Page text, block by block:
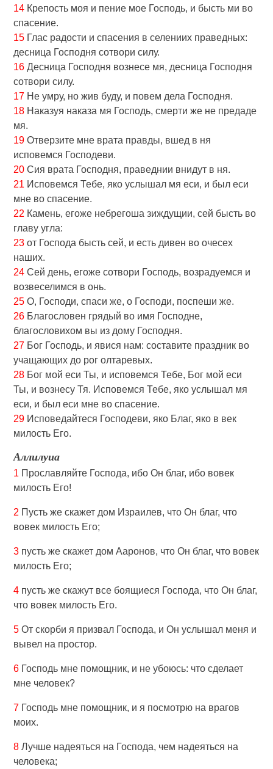
14 Крепость моя и пение мое Господь, и бысть ми во
спасение.
15 Глас радости и спасения в селениих праведных:
десница Господня сотвори силу.
16 Десница Господня вознесе мя, десница Господня
сотвори силу.
17 Не умру, но жив буду, и повем дела Господня.
18 Наказуя наказа мя Господь, смерти же не предаде
мя.
19 Отверзите мне врата правды, вшед в ня
исповемся Господеви.
20 Сия врата Господня, праведнии внидут в ня.
21 Исповемся Тебе, яко услышал мя еси, и был еси
мне во спасение.
22 Камень, eгоже небрегоша зиждущии, сей бысть во
главу угла:
23 от Господа бысть сей, и есть дивен во очесех
наших.
24 Сей день, eгоже сотвори Господь, возрадуемся и
возвеселимся в онь.
25 О, Господи, спаси же, о Господи, поспеши же.
26 Благословен грядый во имя Господне,
благословихом вы из дому Господня.
27 Бог Господь, и явися нам: составите праздник во
учащающих до рог олтаревых.
28 Бог мой еси Ты, и исповемся Тебе, Бог мой еси
Ты, и вознесу Тя. Исповемся Тебе, яко услышал мя
еси, и был еси мне во спасение.
29 Исповедайтеся Господеви, яко Благ, яко в век
милость Его.
Аллилуиа
1 Прославляйте Господа, ибо Он благ, ибо вовек
милость Его!
2 Пусть же скажет дом Израилев, что Он благ, что
вовек милость Его;
3 пусть же скажет дом Ааронов, что Он благ, что вовек
милость Его;
4 пусть же скажут все боящиеся Господа, что Он благ,
что вовек милость Его.
5 От скорби я призвал Господа, и Он услышал меня и
вывел на простор.
6 Господь мне помощник, и не убоюсь: что сделает
мне человек?
7 Господь мне помощник, и я посмотрю на врагов
моих.
8 Лучше надеяться на Господа, чем надеяться на
человека;